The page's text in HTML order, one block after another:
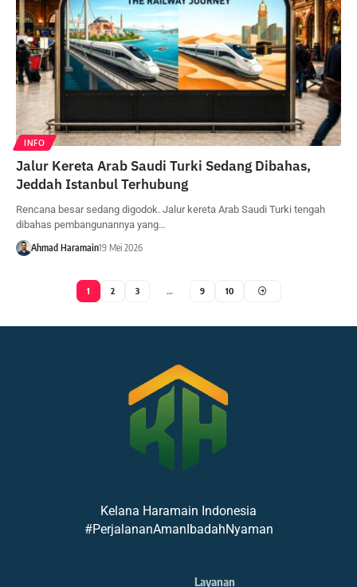
INFO
Jalur Kereta Arab Saudi Turki Sedang Dibahas,
Jeddah Istanbul Terhubung
Rencana besar sedang digodok. Jalur kereta Arab Saudi Turki tengah
dibahas pembangunannya yang…
Ahmad Haramain19 Mei 2026
1 2 3 … 9 10
Kelana Haramain Indonesia
#PerjalananAmanIbadahNyaman
Layanan